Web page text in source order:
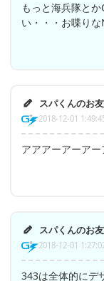
もっと海兵隊と
い・・・お喋り
スパくんのお
2018-12-01
アアアーアーアー
スパくんのお
2018-12-01
343は全体的にデ